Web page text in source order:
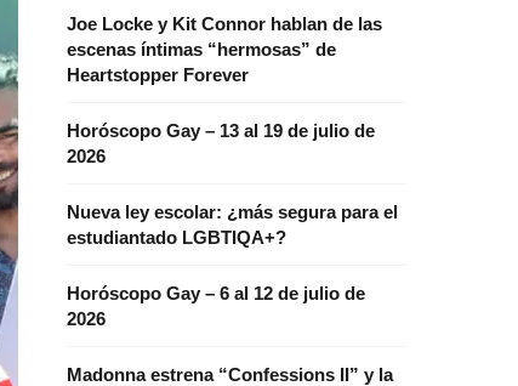
Joe Locke y Kit Connor hablan de las
escenas íntimas “hermosas” de
Heartstopper Forever
Horóscopo Gay – 13 al 19 de julio de
2026
Nueva ley escolar: ¿más segura para el
estudiantado LGBTIQA+?
Horóscopo Gay – 6 al 12 de julio de
2026
Madonna estrena “Confessions II” y la